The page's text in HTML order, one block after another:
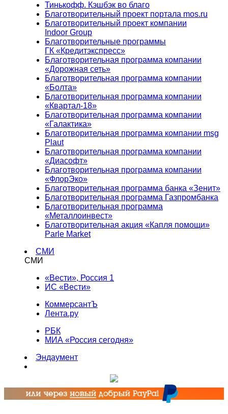
Тинькофф. Кэшбэк во благо
Благотворительный проект портала mos.ru
Благотворительный проект компании
Indoor Group
Благотворительные программы
ГК «Кредитэкспресс»
Благотворительная программа компании
«Дорожная сеть»
Благотворительная программа компании
«Болта»
Благотворительная программа компании
«Квартал-18»
Благотворительная программа компании
«Галактика»
Благотворительная программа компании msg
Plaut
Благотворительная программа компании
«Диасофт»
Благотворительная программа компании
«ФлорЭко»
Благотворительная программа банка «Зенит»
Благотворительная программа Газпромбанка
Благотворительная программа
«Металлоинвест»
Благотворительная акция «Капля помощи»
Parle Market
СМИ
СМИ
«Вести», Россия 1
ИС «Вести»
КоммерсантЪ
Лента.ру
РБК
МИА «Россия сегодня»
Эндаумент